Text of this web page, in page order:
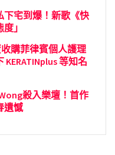
下宅到爆！新歌《快
」
購菲律賓個人護理
等知名
殺入樂壇！首作
遺憾